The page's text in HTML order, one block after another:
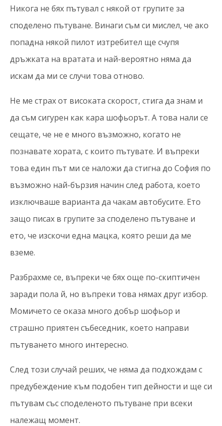
Никога не бях пътувал с някой от групите за
споделено пътуване. Винаги съм си мислел, че ако
попадна някой пилот изтребител ще счупя
дръжката на вратата и най-вероятно няма да
искам да ми се случи това отново.
Не ме страх от високата скорост, стига да знам и
да съм сигурен как кара шофьорът. А това нали се
сещате, че не е много възможно, когато не
познавате хората, с които пътувате. И въпреки
това един път ми се наложи да стигна до София по
възможно най-бързия начин след работа, което
изключваше варианта да чакам автобусите. Ето
защо писах в групите за споделено пътуване и
ето, че изскочи една мацка, която реши да ме
вземе.
Разбрахме се, въпреки че бях още по-скиптичен
заради пола й, но въпреки това нямах друг избор.
Момичето се оказа много добър шофьор и
страшно приятен събеседник, което направи
пътуването много интересно.
След този случай реших, че няма да подхождам с
предубеждение към подобен тип дейности и ще си
пътувам със споделеното пътуване при всеки
належащ момент.